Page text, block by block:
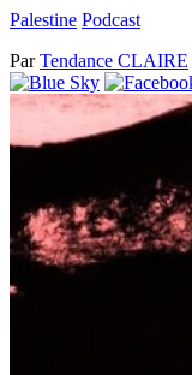
Palestine Podcast
ParTendance CLAIRE